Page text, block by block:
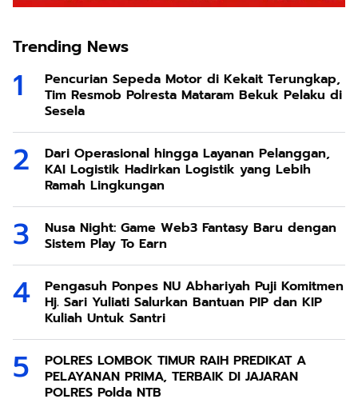
Trending News
Pencurian Sepeda Motor di Kekait Terungkap,
Tim Resmob Polresta Mataram Bekuk Pelaku di
Sesela
Dari Operasional hingga Layanan Pelanggan,
KAI Logistik Hadirkan Logistik yang Lebih
Ramah Lingkungan
Nusa Night: Game Web3 Fantasy Baru dengan
Sistem Play To Earn
Pengasuh Ponpes NU Abhariyah Puji Komitmen
Hj. Sari Yuliati Salurkan Bantuan PIP dan KIP
Kuliah Untuk Santri
POLRES LOMBOK TIMUR RAIH PREDIKAT A
PELAYANAN PRIMA, TERBAIK DI JAJARAN
POLRES Polda NTB